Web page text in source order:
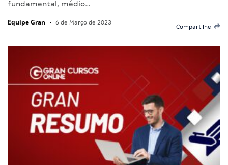
fundamental, médio…
Equipe Gran • 6 de Março de 2023
Compartilhe